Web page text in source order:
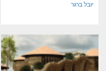
יובל ברגר